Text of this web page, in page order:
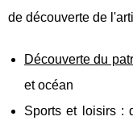
de découverte de
Découverte du
et océan
Sports et loisirs :